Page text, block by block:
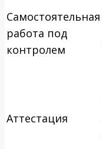
Самостоятельная
работа под
контролем
Аттестация